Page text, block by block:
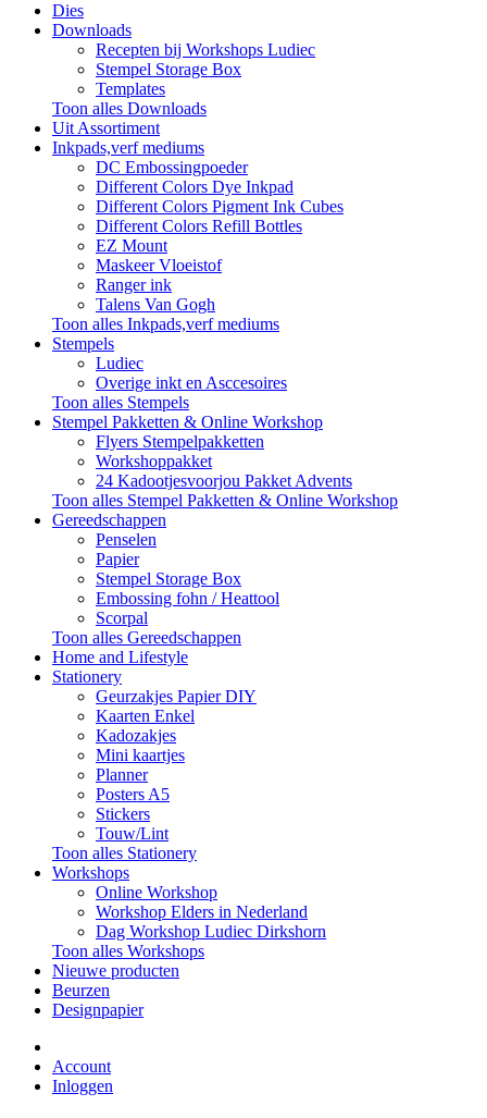
Dies
Downloads
Recepten bij Workshops Ludiec
Stempel Storage Box
Templates
Toon alles Downloads
Uit Assortiment
Inkpads,verf mediums
DC Embossingpoeder
Different Colors Dye Inkpad
Different Colors Pigment Ink Cubes
Different Colors Refill Bottles
EZ Mount
Maskeer Vloeistof
Ranger ink
Talens Van Gogh
Toon alles Inkpads,verf mediums
Stempels
Ludiec
Overige inkt en Asccesoires
Toon alles Stempels
Stempel Pakketten & Online Workshop
Flyers Stempelpakketten
Workshoppakket
24 Kadootjesvoorjou Pakket Advents
Toon alles Stempel Pakketten & Online Workshop
Gereedschappen
Penselen
Papier
Stempel Storage Box
Embossing fohn / Heattool
Scorpal
Toon alles Gereedschappen
Home and Lifestyle
Stationery
Geurzakjes Papier DIY
Kaarten Enkel
Kadozakjes
Mini kaartjes
Planner
Posters A5
Stickers
Touw/Lint
Toon alles Stationery
Workshops
Online Workshop
Workshop Elders in Nederland
Dag Workshop Ludiec Dirkshorn
Toon alles Workshops
Nieuwe producten
Beurzen
Designpapier
Account
Inloggen